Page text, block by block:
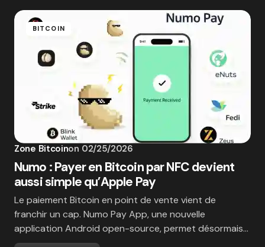
BITCOIN
Zone Bitcoinon 02/25/2026
Numo : Payer en Bitcoin par NFC devient
aussi simple qu’Apple Pay
Le paiement Bitcoin en point de vente vient de
franchir un cap. Numo Pay App, une nouvelle
application Android open-source, permet désormais…